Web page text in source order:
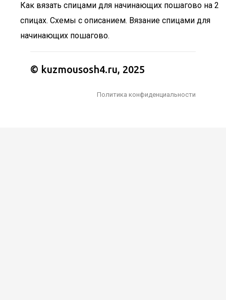
Как вязать спицами для начинающих пошагово на 2
спицах. Схемы с описанием. Вязание спицами для
начинающих пошагово.
© kuzmousosh4.ru, 2025
Политика конфиденциальности